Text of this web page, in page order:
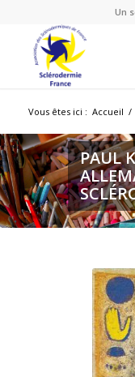
Un
Vous êtes ici : Accueil /
PAUL